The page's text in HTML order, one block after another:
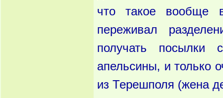
что такое вообще
переживал
получать посылки
апельсины, и только
из Терешполя (жена